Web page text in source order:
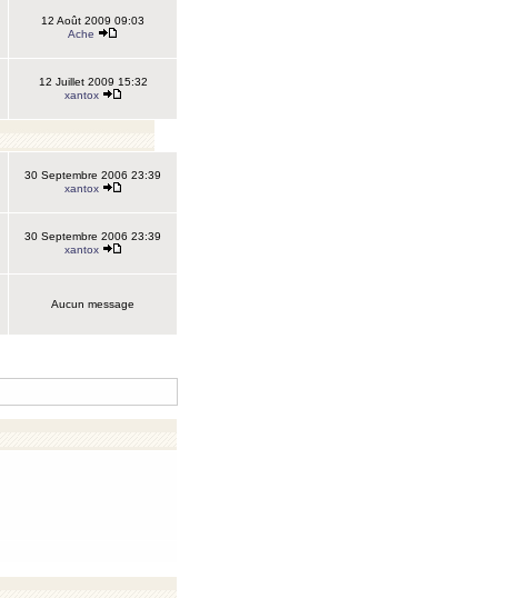
12 Août 2009 09:03
Ache
12 Juillet 2009 15:32
xantox
30 Septembre 2006 23:39
xantox
30 Septembre 2006 23:39
xantox
Aucun message